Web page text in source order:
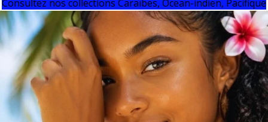
Consultez nos collections Caraïbes, Ocean-indien, Pacifique